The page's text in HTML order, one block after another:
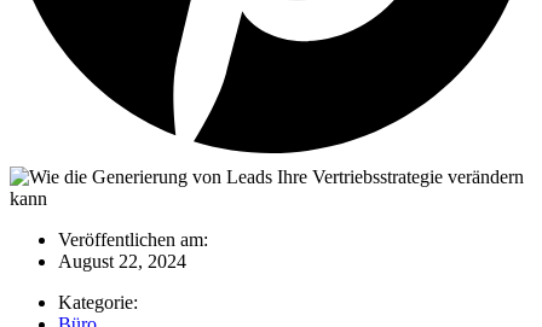
Veröffentlichen am:
August 22, 2024
Kategorie: